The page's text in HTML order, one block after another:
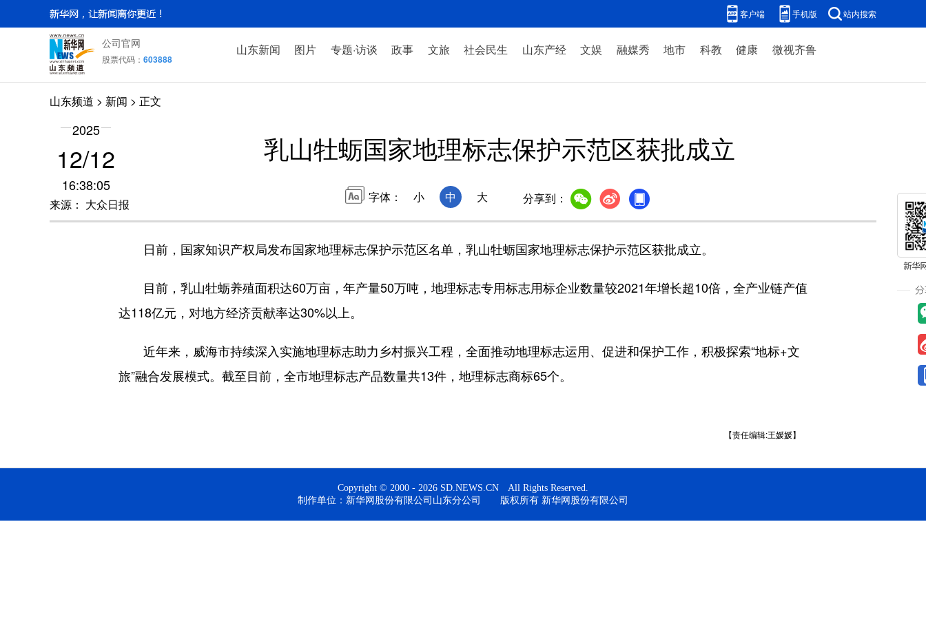
客户端 手机版 站内搜索
公司官网
股票代码： 603888
山东新闻 图片 专题·访谈 政事 文旅 社会民生 山东产经 文娱 融媒秀 地市 科教 健康 微视齐鲁
山东频道 > 新闻 > 正文
2025
12/12
16:38:05
来源： 大众日报
乳山牡蛎国家地理标志保护示范区获批成立
字体： 小 中 大 分享到：
日前，国家知识产权局发布国家地理标志保护示范区名单，乳山牡蛎国家地理标志保护示范区获批成立。
目前，乳山牡蛎养殖面积达60万亩，年产量50万吨，地理标志专用标志用标企业数量较2021年增长超10倍，全产业链产值
达118亿元，对地方经济贡献率达30%以上。
近年来，威海市持续深入实施地理标志助力乡村振兴工程，全面推动地理标志运用、促进和保护工作，积极探索“地标+文
旅”融合发展模式。截至目前，全市地理标志产品数量共13件，地理标志商标65个。
【责任编辑:王媛媛】
Copyright © 2000 - 2026 SD.NEWS.CN All Rights Reserved.
制作单位：新华网股份有限公司山东分公司 版权所有 新华网股份有限公司